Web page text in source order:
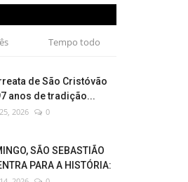
Tempo todo
de São Cristóvão
anos de tradição...
2026 0
SÃO SEBASTIÃO
PARA A HISTÓRIA: